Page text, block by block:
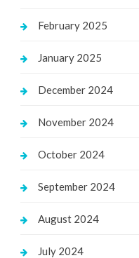
February 2025
January 2025
December 2024
November 2024
October 2024
September 2024
August 2024
July 2024